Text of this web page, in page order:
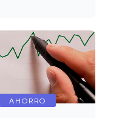
AHORRO